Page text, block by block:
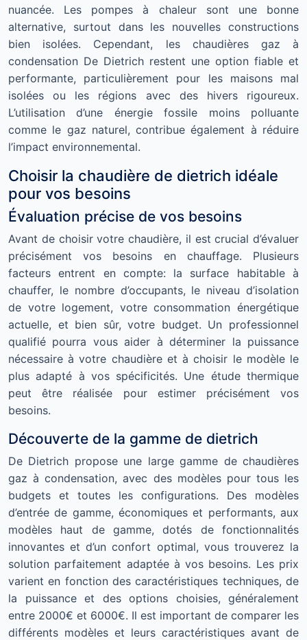
nuancée. Les pompes à chaleur sont une bonne
alternative, surtout dans les nouvelles constructions
bien isolées. Cependant, les chaudières gaz à
condensation De Dietrich restent une option fiable et
performante, particulièrement pour les maisons mal
isolées ou les régions avec des hivers rigoureux.
L’utilisation d’une énergie fossile moins polluante
comme le gaz naturel, contribue également à réduire
l’impact environnemental.
Choisir la chaudière de dietrich idéale
pour vos besoins
Évaluation précise de vos besoins
Avant de choisir votre chaudière, il est crucial d’évaluer
précisément vos besoins en chauffage. Plusieurs
facteurs entrent en compte: la surface habitable à
chauffer, le nombre d’occupants, le niveau d’isolation
de votre logement, votre consommation énergétique
actuelle, et bien sûr, votre budget. Un professionnel
qualifié pourra vous aider à déterminer la puissance
nécessaire à votre chaudière et à choisir le modèle le
plus adapté à vos spécificités. Une étude thermique
peut être réalisée pour estimer précisément vos
besoins.
Découverte de la gamme de dietrich
De Dietrich propose une large gamme de chaudières
gaz à condensation, avec des modèles pour tous les
budgets et toutes les configurations. Des modèles
d’entrée de gamme, économiques et performants, aux
modèles haut de gamme, dotés de fonctionnalités
innovantes et d’un confort optimal, vous trouverez la
solution parfaitement adaptée à vos besoins. Les prix
varient en fonction des caractéristiques techniques, de
la puissance et des options choisies, généralement
entre 2000€ et 6000€. Il est important de comparer les
différents modèles et leurs caractéristiques avant de